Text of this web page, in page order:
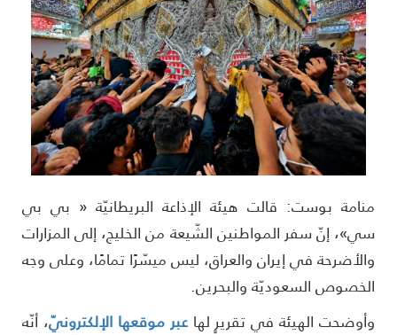
بوست: قالت هيئة الإذاعة البريطانيّة « بي بي
إنّ سفر المواطنين الشّيعة من الخليج، إلى المزارات
في إيران والعراق، ليس ميسّرًا تمامًا، وعلى وجه
السعوديّة والبحرين.
الهيئة في تقريرٍ لها عبر موقعها الإلكترونيّ، أنّه